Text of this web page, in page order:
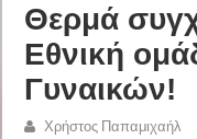
Θερμά
Εθνική
Γυναικών!
Χρήστος Παπαμιχαήλ